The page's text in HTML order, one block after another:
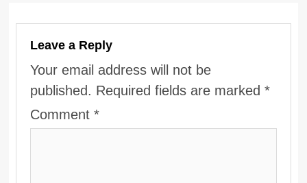
Leave a Reply
Your email address will not be
published. Required fields are marked*
Comment*